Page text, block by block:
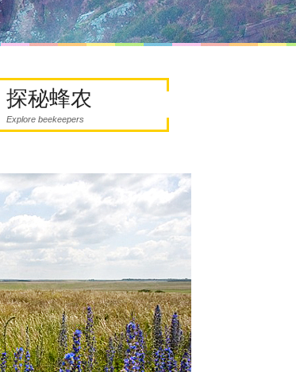
探秘蜂农
Explore beekeepers